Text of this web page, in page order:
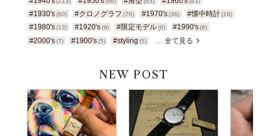
#1930's (80) #クロノグラフ (79) #1970's(36) #懐中時計 (16)
#1980's (13) #1920's(9) #限定モデル(8) #1990's (8)
#2000's (7) #1900's(5) #styling (5) … 全て見る
NEW POST